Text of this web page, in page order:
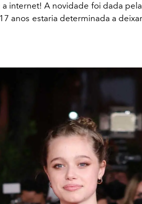
a internet! A novidade foi dada
anos estaria determinada a